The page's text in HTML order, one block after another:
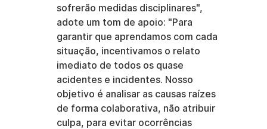
sofrerão medidas disciplinares",
adote um tom de apoio: "Para
garantir que aprendamos com cada
situação, incentivamos o relato
imediato de todos os quase
acidentes e incidentes. Nosso
objetivo é analisar as causas raízes
de forma colaborativa, não atribuir
culpa, para evitar ocorrências